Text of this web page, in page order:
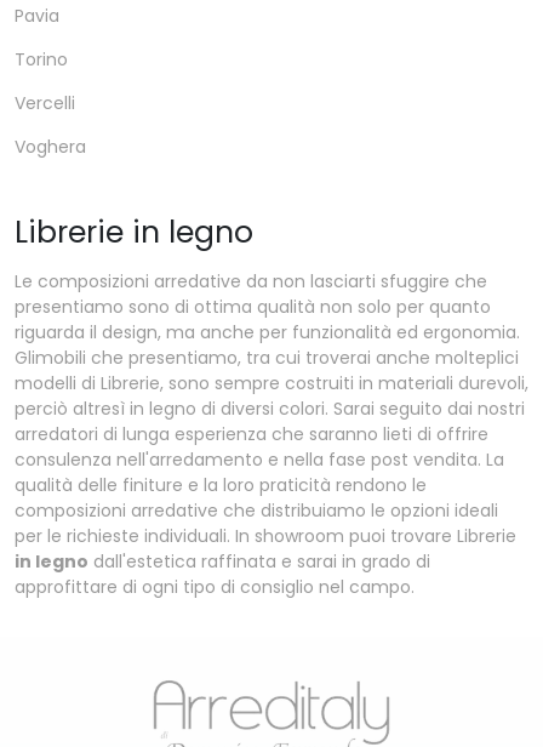
Pavia
Torino
Vercelli
Voghera
Librerie in legno
Le composizioni arredative da non lasciarti sfuggire che
presentiamo sono di ottima qualità non solo per quanto
riguarda il design, ma anche per funzionalità ed ergonomia.
Glimobili che presentiamo, tra cui troverai anche molteplici
modelli di Librerie, sono sempre costruiti in materiali durevoli,
perciò altresì in legno di diversi colori. Sarai seguito dai nostri
arredatori di lunga esperienza che saranno lieti di offrire
consulenza nell'arredamento e nella fase post vendita. La
qualità delle finiture e la loro praticità rendono le
composizioni arredative che distribuiamo le opzioni ideali
per le richieste individuali. In showroom puoi trovare Librerie
in legno dall'estetica raffinata e sarai in grado di
approfittare di ogni tipo di consiglio nel campo.